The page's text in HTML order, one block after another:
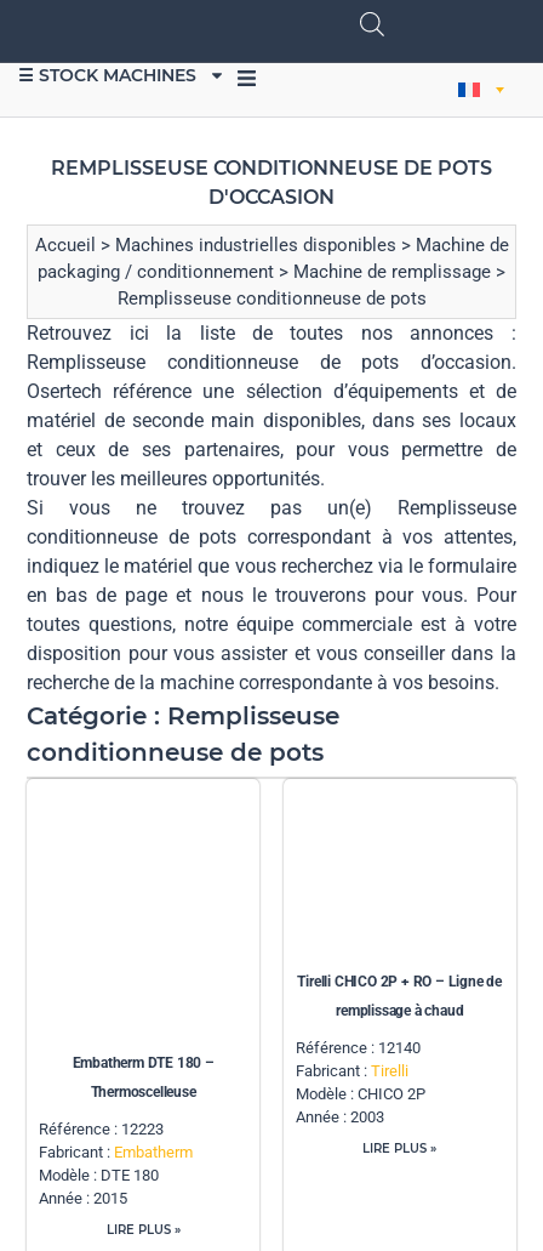
☰ STOCK MACHINES
REMPLISSEUSE CONDITIONNEUSE DE POTS
D'OCCASION
Accueil > Machines industrielles disponibles > Machine de
packaging / conditionnement > Machine de remplissage >
Remplisseuse conditionneuse de pots
Retrouvez ici la liste de toutes nos annonces :
Remplisseuse conditionneuse de pots d’occasion.
Osertech référence une sélection d’équipements et de
matériel de seconde main disponibles, dans ses locaux
et ceux de ses partenaires, pour vous permettre de
trouver les meilleures opportunités.
Si vous ne trouvez pas un(e) Remplisseuse
conditionneuse de pots correspondant à vos attentes,
indiquez le matériel que vous recherchez via le formulaire
en bas de page et nous le trouverons pour vous. Pour
toutes questions, notre équipe commerciale est à votre
disposition pour vous assister et vous conseiller dans la
recherche de la machine correspondante à vos besoins.
Catégorie : Remplisseuse
conditionneuse de pots
Embatherm DTE 180 –
Thermoscelleuse
Référence : 12223
Fabricant : Embatherm
Modèle : DTE 180
Année : 2015
LIRE PLUS »
Tirelli CHICO 2P + RO – Ligne de
remplissage à chaud
Référence : 12140
Fabricant : Tirelli
Modèle : CHICO 2P
Année : 2003
LIRE PLUS »